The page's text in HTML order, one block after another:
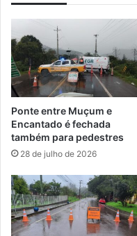
Ponte entre Muçum e
Encantado é fechada
também para pedestres
28 de julho de 2026